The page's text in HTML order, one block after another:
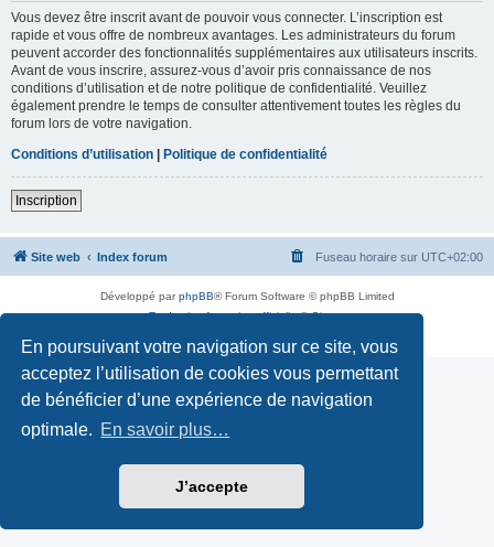
En poursuivant votre navigation sur ce site, vous
acceptez l’utilisation de cookies vous permettant
de bénéficier d’une expérience de navigation
optimale. En savoir plus…
J’accepte
Vous devez être inscrit avant de pouvoir vous connecter. L’inscription est
rapide et vous offre de nombreux avantages. Les administrateurs du forum
peuvent accorder des fonctionnalités supplémentaires aux utilisateurs inscrits.
Avant de vous inscrire, assurez-vous d’avoir pris connaissance de nos
conditions d’utilisation et de notre politique de confidentialité. Veuillez
également prendre le temps de consulter attentivement toutes les règles du
forum lors de votre navigation.
Conditions d’utilisation | Politique de confidentialité
Inscription
Site web Index forum Fuseau horaire sur UTC+02:00
Développé parphpBB® Forum Software © phpBB Limited
Traduction française officielle©Qiaeru